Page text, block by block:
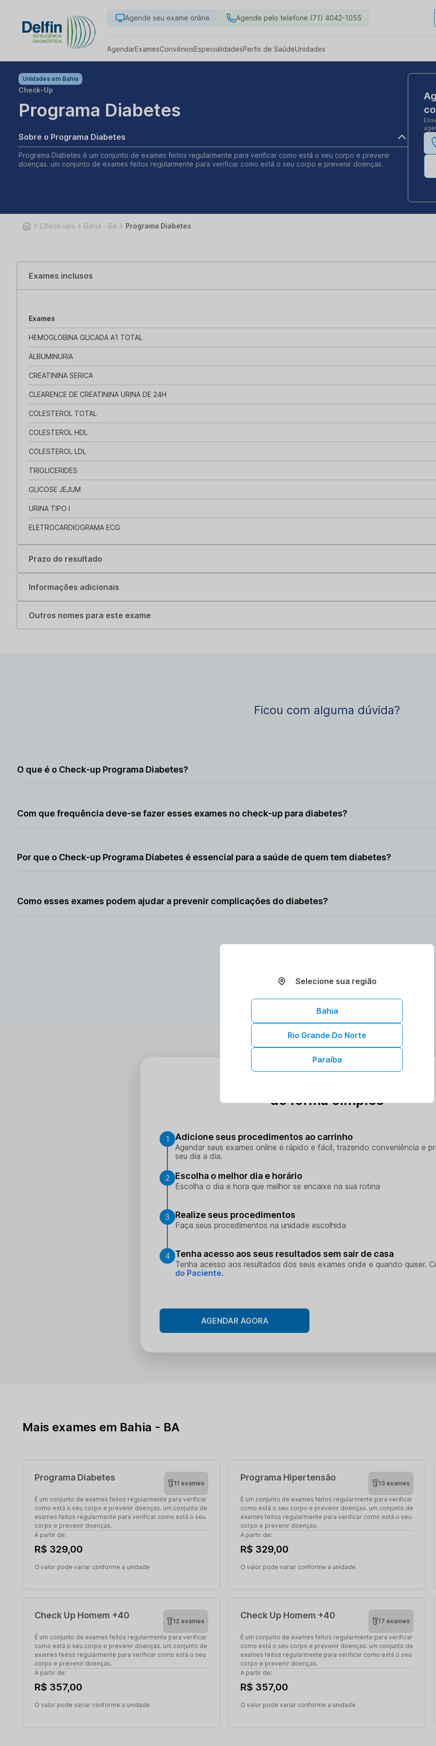
Agende seu exame online Agende pelo telefone (71) 4042-1055
AgendarExamesConvêniosEspecialidadesPerfis de SaúdeUnidades
Unidades em Bahia
Check-Up
Programa Diabetes
Sobre o Programa Diabetes
Programa Diabetes é um conjunto de exames feitos regularmente para verificar como está o seu corpo e prevenir
doenças. um conjunto de exames feitos regularmente para verificar como está o seu corpo e prevenir doenças.
Check-ups Bahia - BA Programa Diabetes
Exames inclusos
Exames
HEMOGLOBINA GLICADA A1 TOTAL
ALBUMINURIA
CREATININA SERICA
CLEARENCE DE CREATININA URINA DE 24H
COLESTEROL TOTAL
COLESTEROL HDL
COLESTEROL LDL
TRIGLICERIDES
GLICOSE JEJUM
URINA TIPO I
ELETROCARDIOGRAMA ECG
Prazo do resultado
Informações adicionais
Outros nomes para este exame
Ficou com alguma dúvida?
O que é o Check-up Programa Diabetes?
o diabetes.
Com que frequência deve-se fazer esses exames no check-up para diabetes?
orientação médica.
Por que o Check-up Programa Diabetes é essencial para a saúde de quem tem diabetes?
graves.
Como esses exames podem ajudar a prevenir complicações do diabetes?
de forma simples
1 Adicione seus procedimentos ao carrinho
Agendar seus exames online é rápido e fácil, trazendo conveniência e
seu dia a dia.
2 Escolha o melhor dia e horário
Escolha o dia e hora que melhor se encaixe na sua rotina
3 Realize seus procedimentos
Faça seus procedimentos na unidade escolhida
4 Tenha acesso aos seus resultados sem sair de casa
Tenha acesso aos resultados dos seus exames onde e quando quiser.
do Paciente.
AGENDAR AGORA
Mais exames em Bahia - BA
Programa Diabetes
11 exames
É um conjunto de exames feitos regularmente para verificar
como está o seu corpo e prevenir doenças. um conjunto de
exames feitos regularmente para verificar como está o seu
corpo e prevenir doenças.
A partir de:
R$ 329,00
O valor pode variar conforme a unidade
Programa Hipertensão
13 exames
É um conjunto de exames feitos regularmente para verificar
como está o seu corpo e prevenir doenças. um conjunto de
exames feitos regularmente para verificar como está o seu
corpo e prevenir doenças.
A partir de:
R$ 329,00
O valor pode variar conforme a unidade
Check Up Homem +40
12 exames
É um conjunto de exames feitos regularmente para verificar
como está o seu corpo e prevenir doenças. um conjunto de
exames feitos regularmente para verificar como está o seu
corpo e prevenir doenças.
A partir de:
R$ 357,00
O valor pode variar conforme a unidade
Check Up Homem +40
17 exames
É um conjunto de exames feitos regularmente para verificar
como está o seu corpo e prevenir doenças. um conjunto de
exames feitos regularmente para verificar como está o seu
corpo e prevenir doenças.
A partir de:
R$ 357,00
O valor pode variar conforme a unidade
Selecione sua região
Bahia
Rio Grande Do Norte
Paraíba